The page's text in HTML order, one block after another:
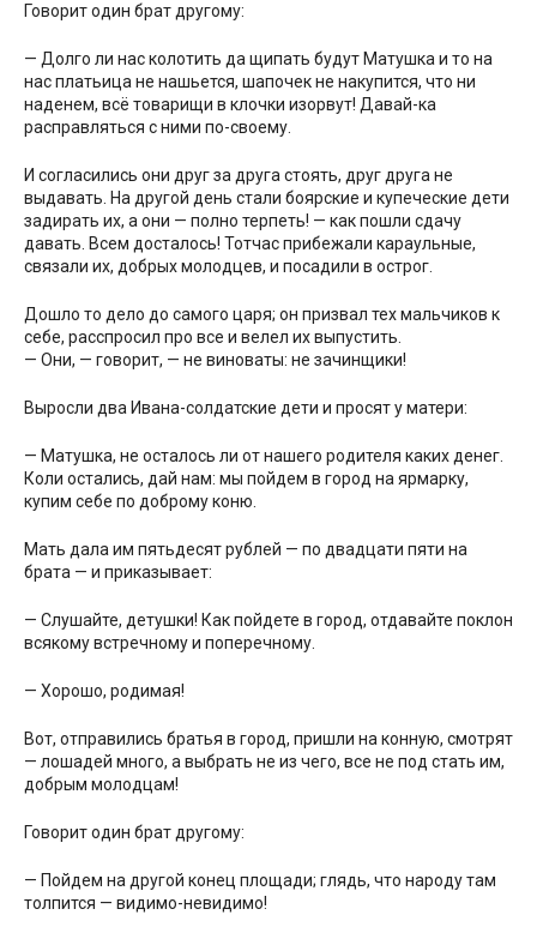
Говорит один брат другому:
— Долго ли нас колотить да щипать будут Матушка и то на
нас платьица не нашьется, шапочек не накупится, что ни
наденем, всё товарищи в клочки изорвут! Давай-ка
расправляться с ними по-своему.
И согласились они друг за друга стоять, друг друга не
выдавать. На другой день стали боярские и купеческие дети
задирать их, а они — полно терпеть! — как пошли сдачу
давать. Всем досталось! Тотчас прибежали караульные,
связали их, добрых молодцев, и посадили в острог.
Дошло то дело до самого царя; он призвал тех мальчиков к
себе, расспросил про все и велел их выпустить.
— Они, — говорит, — не виноваты: не зачинщики!
Выросли два Ивана-солдатские дети и просят у матери:
— Матушка, не осталось ли от нашего родителя каких денег.
Коли остались, дай нам: мы пойдем в город на ярмарку,
купим себе по доброму коню.
Мать дала им пятьдесят рублей — по двадцати пяти на
брата — и приказывает:
— Слушайте, детушки! Как пойдете в город, отдавайте поклон
всякому встречному и поперечному.
— Хорошо, родимая!
Вот, отправились братья в город, пришли на конную, смотрят
— лошадей много, а выбрать не из чего, все не под стать им,
добрым молодцам!
Говорит один брат другому:
— Пойдем на другой конец площади; глядь, что народу там
толпится — видимо-невидимо!